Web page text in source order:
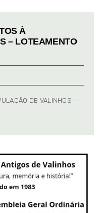
À
– LOTEAMENTO
DE VALINHOS –